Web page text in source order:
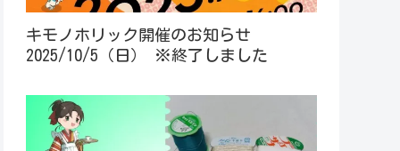
キモノホリック開催のお知らせ
2025/10/5（日） ※終了しました